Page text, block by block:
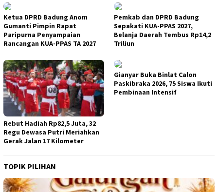
Ketua DPRD Badung Anom
Gumanti Pimpin Rapat
Paripurna Penyampaian
Rancangan KUA-PPAS TA 2027
Pemkab dan DPRD Badung
Sepakati KUA-PPAS 2027,
Belanja Daerah Tembus Rp14,2
Triliun
Rebut Hadiah Rp82,5 Juta, 32
Regu Dewasa Putri Meriahkan
Gerak Jalan 17 Kilometer
Gianyar Buka Binlat Calon
Paskibraka 2026, 75 Siswa Ikuti
Pembinaan Intensif
TOPIK PILIHAN